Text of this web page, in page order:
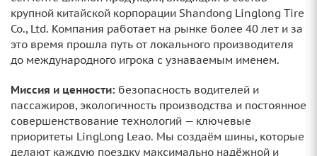
крупной китайской корпорации Shandong Linglong Tire
Co., Ltd. Компания работает на рынке более 40 лет и за
это время прошла путь от локального производителя
до международного игрока с узнаваемым именем.
Миссия и ценности: безопасность водителей и
пассажиров, экологичность производства и постоянное
совершенствование технологий — ключевые
приоритеты LingLong Leao. Мы создаём шины, которые
делают каждую поездку максимально надёжной и